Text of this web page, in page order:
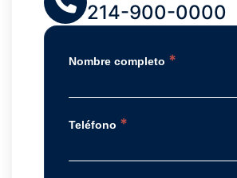
214-900-0000
Nombre completo *
Teléfono *